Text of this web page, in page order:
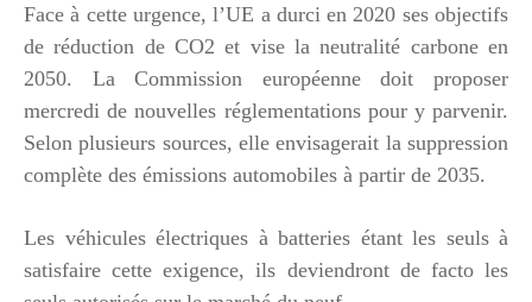
Face à cette urgence, l’UE a durci en 2020 ses objectifs
de réduction de CO2 et vise la neutralité carbone en
2050. La Commission européenne doit proposer
mercredi de nouvelles réglementations pour y parvenir.
Selon plusieurs sources, elle envisagerait la suppression
complète des émissions automobiles à partir de 2035.
Les véhicules électriques à batteries étant les seuls à
satisfaire cette exigence, ils deviendront de facto les